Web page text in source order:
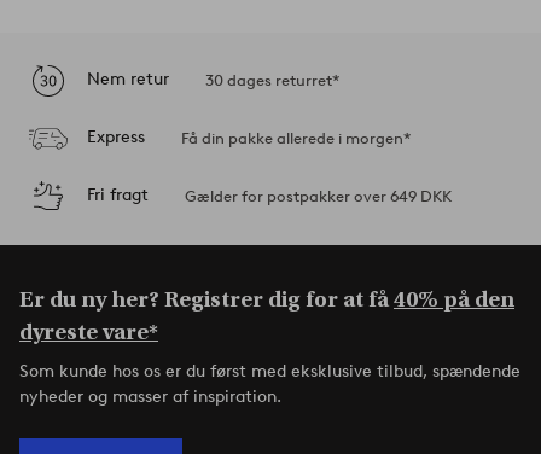
Nem retur 30 dages returret*
Express Få din pakke allerede i morgen*
Fri fragt Gælder for postpakker over 649 DKK
Er du ny her? Registrer dig for at få40% på den
dyreste vare*
Som kunde hos os er du først med eksklusive tilbud, spændende
nyheder og masser af inspiration.